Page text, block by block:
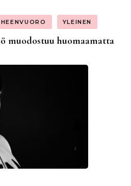
YLEINEN
muodostuu huomaamatta